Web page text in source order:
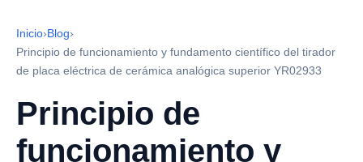
Inicio›Blog›
Principio de funcionamiento y fundamento científico del tirador
de placa eléctrica de cerámica analógica superior YR02933
Principio de
funcionamiento y